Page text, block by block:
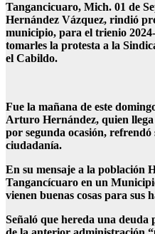
Tangancicuaro, Mich. 01 de
Hernández Vázquez, rindió
municipio, para el trienio
tomarles la protesta a la
el Cabildo.
Fue la mañana de este
Arturo Hernández, quien
por segunda ocasión,
ciudadanía.
En su mensaje a la población
Tangancícuaro en un
vienen buenas cosas para sus
Señaló que hereda una deuda